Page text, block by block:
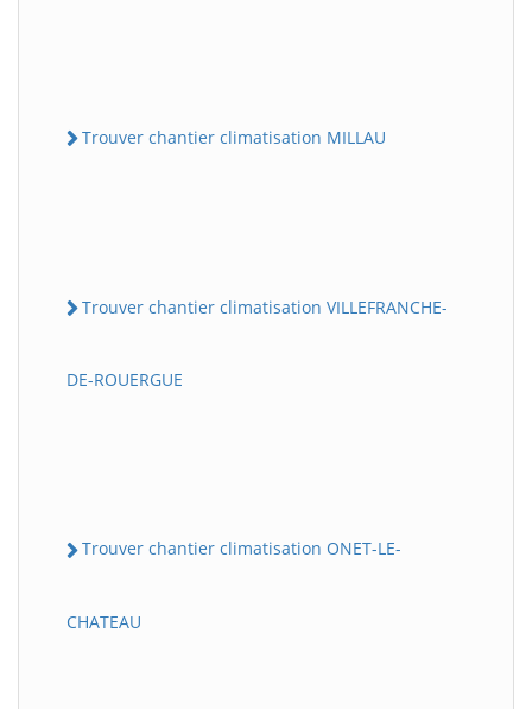
Trouver chantier climatisation MILLAU
Trouver chantier climatisation VILLEFRANCHE-
DE-ROUERGUE
Trouver chantier climatisation ONET-LE-
CHATEAU